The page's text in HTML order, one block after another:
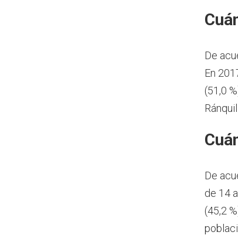
De
En
(51,0
De
de 14
(45,2